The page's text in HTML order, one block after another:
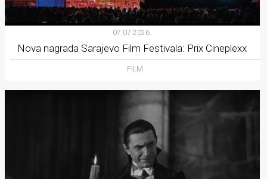
07.07.2026.
Nova nagrada Sarajevo Film Festivala: Prix Cineplexx
FILM